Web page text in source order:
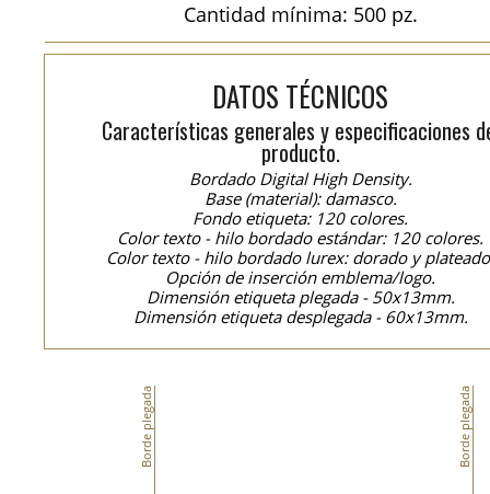
Cantidad mínima: 500 pz.
DATOS TÉCNICOS
Características generales y especificaciones
producto.
Bordado Digital High Density.
Base (material): damasco.
Fondo etiqueta: 120 colores.
Color texto - hilo bordado estándar: 120 colores.
Color texto - hilo bordado lurex: dorado y
Opción de inserción emblema/logo.
Dimensión etiqueta plegada - 50x13mm.
Dimensión etiqueta desplegada - 60x13mm.
Borde plegada Borde plegada